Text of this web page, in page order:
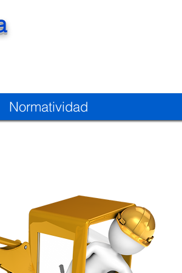
Normatividad